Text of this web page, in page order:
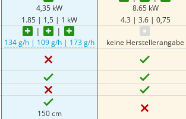
4,35 kW
1.85 | 1,5 | 1 kW
8.65 kW
4.3 | 3.6 | 0,75
134 g/h | 109 g/h | 173 g/h keine Herstellerangabe
150 cm